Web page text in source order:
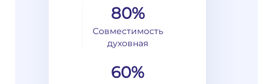
80%
Совместимость
духовная
60%